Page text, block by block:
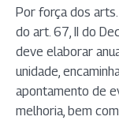
Por força dos
do art. 67, II do
deve elaborar
unidade,
apontamento de
melhoria, bem